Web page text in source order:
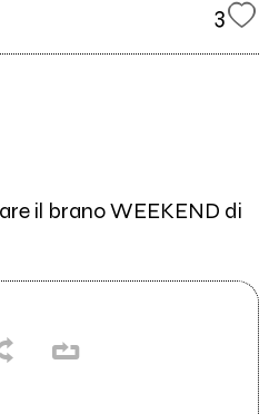
3
il brano WEEKEND di